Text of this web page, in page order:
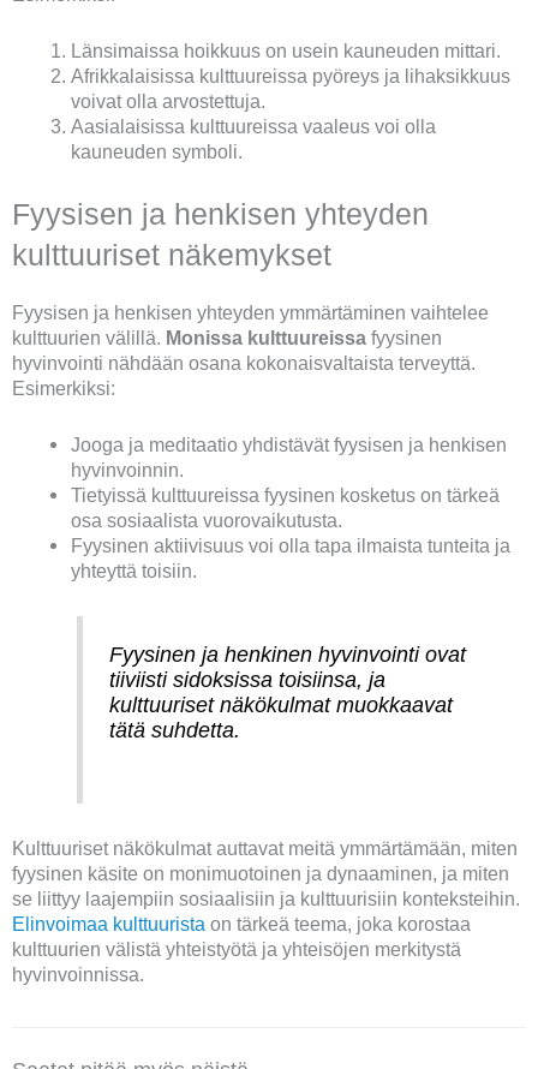
Länsimaissa hoikkuus on usein kauneuden mittari.
Afrikkalaisissa kulttuureissa pyöreys ja lihaksikkuus
voivat olla arvostettuja.
Aasialaisissa kulttuureissa vaaleus voi olla
kauneuden symboli.
Fyysisen ja henkisen yhteyden
kulttuuriset näkemykset
Fyysisen ja henkisen yhteyden ymmärtäminen vaihtelee
kulttuurien välillä. Monissa kulttuureissa fyysinen
hyvinvointi nähdään osana kokonaisvaltaista terveyttä.
Esimerkiksi:
Jooga ja meditaatio yhdistävät fyysisen ja henkisen
hyvinvoinnin.
Tietyissä kulttuureissa fyysinen kosketus on tärkeä
osa sosiaalista vuorovaikutusta.
Fyysinen aktiivisuus voi olla tapa ilmaista tunteita ja
yhteyttä toisiin.
Fyysinen ja henkinen hyvinvointi ovat
tiiviisti sidoksissa toisiinsa, ja
kulttuuriset näkökulmat muokkaavat
tätä suhdetta.
Kulttuuriset näkökulmat auttavat meitä ymmärtämään, miten
fyysinen käsite on monimuotoinen ja dynaaminen, ja miten
se liittyy laajempiin sosiaalisiin ja kulttuurisiin konteksteihin.
Elinvoimaa kulttuurista on tärkeä teema, joka korostaa
kulttuurien välistä yhteistyötä ja yhteisöjen merkitystä
hyvinvoinnissa.